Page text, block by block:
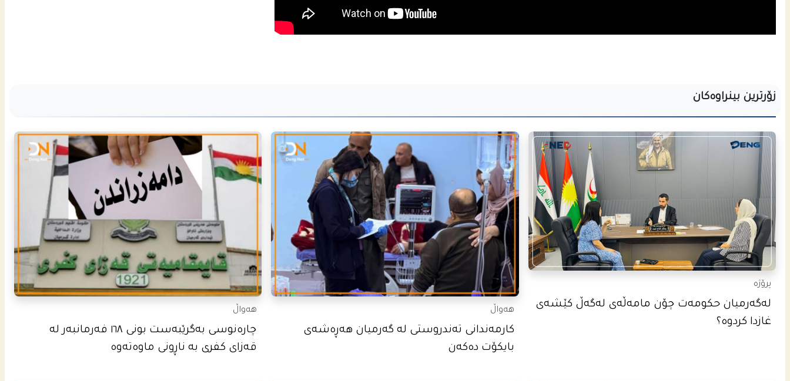
زۆرترین بینراوەکان
پرۆژە
له‌گه‌رمیان حكومه‌ت چۆن مامه‌ڵه‌ى له‌گه‌ڵ كێشه‌ى
غازدا كردوه‌؟
هەواڵ
کارمەندانی تەندروستی لە گەرمیان هەڕەشەی
بایکۆت دەکەن
هەواڵ
چاره‌نوسى به‌گرێبه‌ست بونى ١٦٨ فه‌رمانبه‌ر له‌
قه‌زاى كفرى به‌ ناڕونى ماوه‌ته‌وه‌